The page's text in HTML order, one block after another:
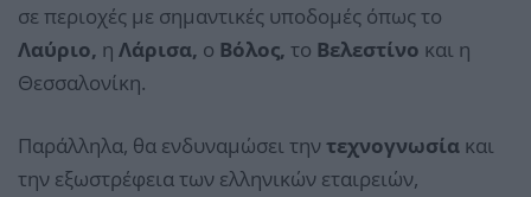
σε περιοχές με σημαντικές υποδομές όπως το
Λαύριο, η Λάρισα, ο Βόλος, το Βελεστίνο και η
Θεσσαλονίκη.
Παράλληλα, θα ενδυναμώσει τηντεχνογνωσία και
την εξωστρέφεια των ελληνικών εταιρειών,